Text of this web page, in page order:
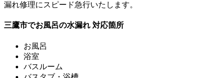
漏れ修理にスピード急行いたします。
三鷹市でお風呂の水漏れ 対応箇所
お風呂
浴室
バスルーム